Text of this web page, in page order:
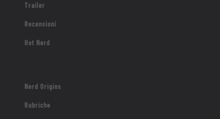
Trailer
Recensioni
Hot Nerd
Nerd Origins
Rubriche